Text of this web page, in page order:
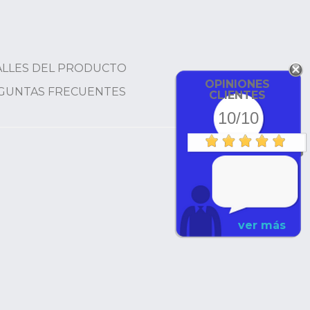
DEL PRODUCTO
FRECUENTES
OPINIONES
CLIENTES
10/10
ver más